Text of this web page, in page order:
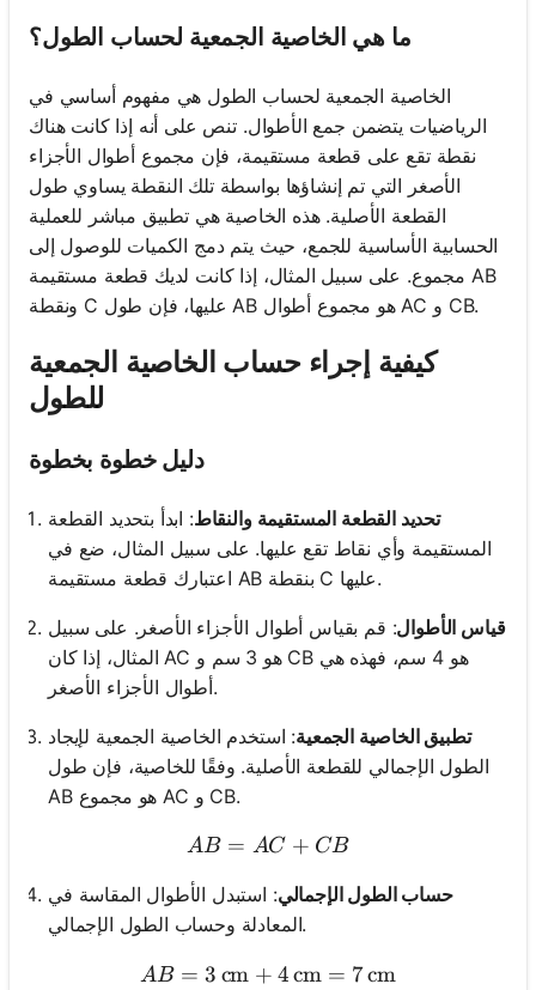
ما هي الخاصية الجمعية لحساب الطول؟
الخاصية الجمعية لحساب الطول هي مفهوم أساسي في
الرياضيات يتضمن جمع الأطوال. تنص على أنه إذا كانت هناك
نقطة تقع على قطعة مستقيمة، فإن مجموع أطوال الأجزاء
الأصغر التي تم إنشاؤها بواسطة تلك النقطة يساوي طول
القطعة الأصلية. هذه الخاصية هي تطبيق مباشر للعملية
الحسابية الأساسية للجمع، حيث يتم دمج الكميات للوصول إلى
مجموع. على سبيل المثال، إذا كانت لديك قطعة مستقيمة AB
ونقطة C عليها، فإن طول AB هو مجموع أطوال AC و CB.
كيفية إجراء حساب الخاصية الجمعية
للطول
دليل خطوة بخطوة
تحديد القطعة المستقيمة والنقاط: ابدأ بتحديد القطعة
المستقيمة وأي نقاط تقع عليها. على سبيل المثال، ضع في
اعتبارك قطعة مستقيمة AB بنقطة C عليها.
قياس الأطوال: قم بقياس أطوال الأجزاء الأصغر. على سبيل
المثال، إذا كان AC هو 3 سم و CB هو 4 سم، فهذه هي
أطوال الأجزاء الأصغر.
تطبيق الخاصية الجمعية: استخدم الخاصية الجمعية لإيجاد
الطول الإجمالي للقطعة الأصلية. وفقًا للخاصية، فإن طول
AB هو مجموع AC و CB.
AB = AC + CB
AB = AC + CB
حساب الطول الإجمالي: استبدل الأطوال المقاسة في
المعادلة وحساب الطول الإجمالي.
AB = 3 \, \text{cm} + 4
AB = 3 cm + 4cm = 7cm